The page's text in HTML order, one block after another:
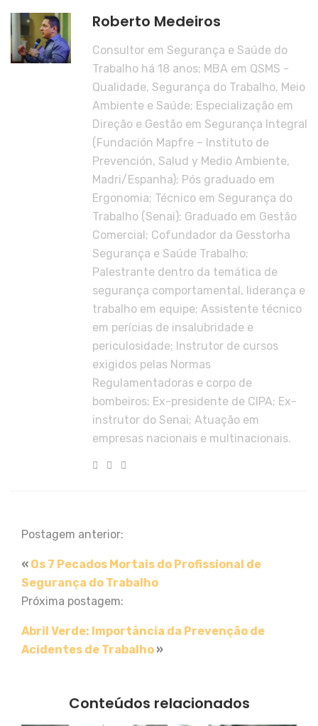
Roberto Medeiros
Consultor em Segurança e Saúde do
Trabalho há 18 anos; MBA em QSMS -
Qualidade, Segurança do Trabalho, Meio
Ambiente e Saúde; Especialização em
Direção e Gestão em Segurança Integral
(Fundación Mapfre – Instituto de
Prevención, Salud y Medio Ambiente,
Madri/Espanha); Pós graduado em
Ergonomia; Técnico em Segurança do
Trabalho (Senai); Graduado em Gestão
Comercial; Cofundador da Gesstorha
Segurança e Saúde Trabalho;
Palestrante dentro da temática de
segurança comportamental, liderança e
trabalho em equipe; Assistente técnico
em perícias de insalubridade e
periculosidade; Instrutor de cursos
exigidos pelas Normas
Regulamentadoras e corpo de
bombeiros; Ex-presidente de CIPA; Ex-
instrutor do Senai; Atuação em
empresas nacionais e multinacionais.
Postagem anterior:
« Os 7 Pecados Mortais do Profissional de
Segurança do Trabalho
Próxima postagem:
Abril Verde: Importância da Prevenção de
Acidentes de Trabalho »
Conteúdos relacionados